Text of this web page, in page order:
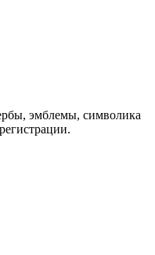
эмблемы, символика